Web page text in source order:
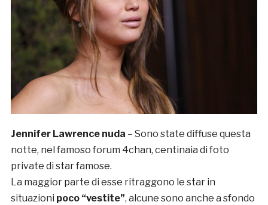
Jennifer Lawrence nuda – Sono state diffuse questa
notte, nel famoso forum 4chan, centinaia di foto
private di star famose.
La maggior parte di esse ritraggono le star in
situazioni poco “vestite”, alcune sono anche a sfondo